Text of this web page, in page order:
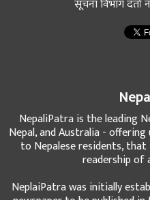
सूचना विभाग
NepaliPatra is the leading
Nepal, and Australia -
to Nepalese residents,
readership of
NeplaiPatra was initially